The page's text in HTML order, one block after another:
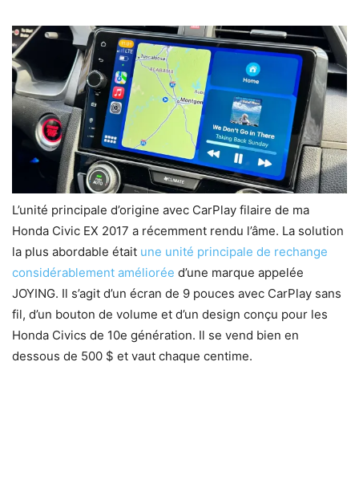
L’unité principale d’origine avec CarPlay filaire de ma
Honda Civic EX 2017 a récemment rendu l’âme. La solution
la plus abordable était une unité principale de rechange
considérablement améliorée d’une marque appelée
JOYING. Il s’agit d’un écran de 9 pouces avec CarPlay sans
fil, d’un bouton de volume et d’un design conçu pour les
Honda Civics de 10e génération. Il se vend bien en
dessous de 500 $ et vaut chaque centime.